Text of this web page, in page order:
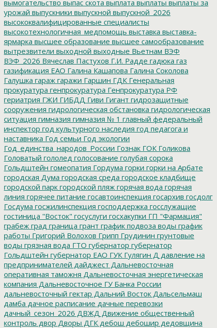
вымогательство выпас скота выплата выплаты выплаты за
урожай выпускники выпускной выпускной_2026
высококвалифицированные специалисты
высокотехнологичная_медпомощь выставка выставка-
ярмарка высшее образование высшее самообразование
вытрезвители выходной выходные Вьетнам ВЭФ
ВЭФ_2026 Вячеслав Пастухов Г.И. Радде гадюка газ
газификация ЕАО Галина Кашапова Галина Соколова
Галушка гараж гаражи Гаршин ГДК Генеральная
прокуратура генпрокуратура Генпрокуратура РФ
гериатрия ГЖИ ГИБДД Гиви Гигант гидрозащитные
сооружения гидрологическая обстановка гидрологическая
ситуация гимназия гимназия № 1 главный федеральный
инспектор год культурного наследия год педагога и
наставника Год семьи Год экологии
Год_единства_народов_России Гознак ГОК Голикова
Головатый гололед голосование голубая сорока
Гольдштейн гомеопатия Гордума горки горки на Арбате
городская Дума городская среда городское кладбище
городской парк городской пляж горячая вода горячая
линия горячее питание госавтоинспекция госархив госдолг
Госдума госжилинспекция господдержка госслужащие
гостиница "Восток" госуслуги госхакупки ГП "Фармация"
грабеж град граница грант график подвоза воды график
работы Григорий Волохов Грипп Грудинин грунтовые
воды грязная вода ГТО губернатор губернатор
Гольдштейн губернатор ЕАО ГУК Гулягин Д давление на
предпринимателей дайджест Дальневосточная
оперативная таможня Дальневосточная энергетическая
компания Дальневосточное ГУ Банка России
дальневосточный гектар Дальний Восток Дальсельмаш
дамба дачное расписание дачные перевозки
дачный_сезон_2026 ДВЖД Движение общественный
контроль двор Дворы ДГК дебош дебошир дедовщина